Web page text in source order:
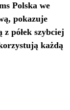
Polska we
pokazuje
półek szybciej
każdą